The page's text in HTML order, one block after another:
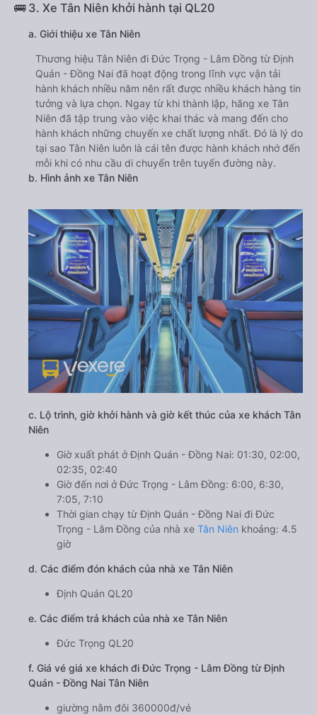
🚌 3. Xe Tân Niên khởi hành tại QL20
a. Giới thiệu xe Tân Niên
Thương hiệu Tân Niên đi Đức Trọng - Lâm Đồng từ Định
Quán - Đồng Nai đã hoạt động trong lĩnh vực vận tải
hành khách nhiều năm nên rất được nhiều khách hàng tin
tưởng và lựa chọn. Ngay từ khi thành lập, hãng xe Tân
Niên đã tập trung vào việc khai thác và mang đến cho
hành khách những chuyến xe chất lượng nhất. Đó là lý do
tại sao Tân Niên luôn là cái tên được hành khách nhớ đến
mỗi khi có nhu cầu di chuyển trên tuyến đường này.
b. Hình ảnh xe Tân Niên
c. Lộ trình, giờ khởi hành và giờ kết thúc của xe khách Tân
Niên
Giờ xuất phát ở Định Quán - Đồng Nai: 01:30, 02:00,
02:35, 02:40
Giờ đến nơi ở Đức Trọng - Lâm Đồng: 6:00, 6:30,
7:05, 7:10
Thời gian chạy từ Định Quán - Đồng Nai đi Đức
Trọng - Lâm Đồng của nhà xe Tân Niên khoảng: 4.5
giờ
d. Các điểm đón khách của nhà xe Tân Niên
Định Quán QL20
e. Các điểm trả khách của nhà xe Tân Niên
Đức Trọng QL20
f. Giá vé giá xe khách đi Đức Trọng - Lâm Đồng từ Định
Quán - Đồng Nai Tân Niên
giường nằm đôi 360000đ/vé